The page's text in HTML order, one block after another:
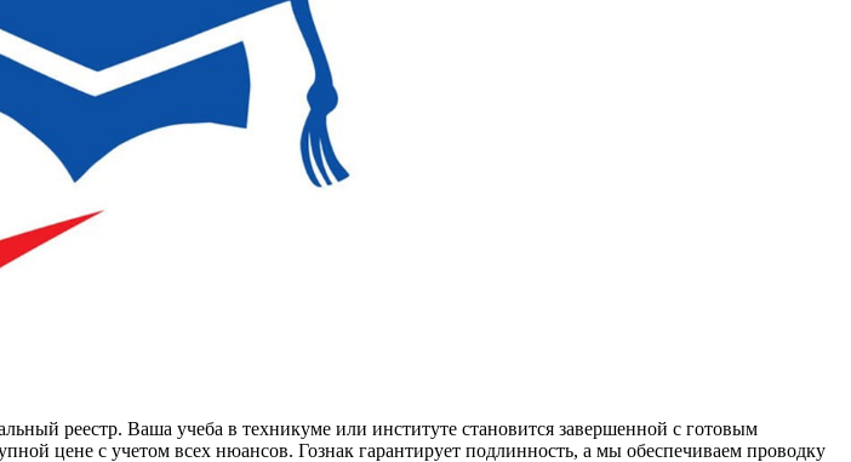
реестр. Ваша учеба в техникуме или институте становится завершенной с готовым
цене с учетом всех нюансов. Гознак гарантирует подлинность, а мы обеспечиваем проводку